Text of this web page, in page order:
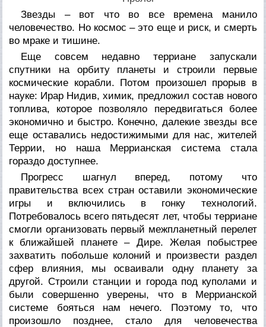
Звезды – вот что во все времена манило
человечество. Но космос – это еще и риск, и смерть
во мраке и тишине.
Еще совсем недавно терриане запускали
спутники на орбиту планеты и строили первые
космические корабли. Потом произошел прорыв в
науке: Ирар Нидив, химик, предложил состав нового
топлива, которое позволяло передвигаться более
экономично и быстро. Конечно, далекие звезды все
еще оставались недостижимыми для нас, жителей
Террии, но наша Меррианская система стала
гораздо доступнее.
Прогресс шагнул вперед, потому что
правительства всех стран оставили экономические
игры и включились в гонку технологий.
Потребовалось всего пятьдесят лет, чтобы терриане
смогли организовать первый межпланетный перелет
к ближайшей планете – Дире. Желая побыстрее
захватить побольше колоний и произвести раздел
сфер влияния, мы осваивали одну планету за
другой. Строили станции и города под куполами и
были совершенно уверены, что в Меррианской
системе бояться нам нечего. Поэтому то, что
произошло позднее, стало для человечества